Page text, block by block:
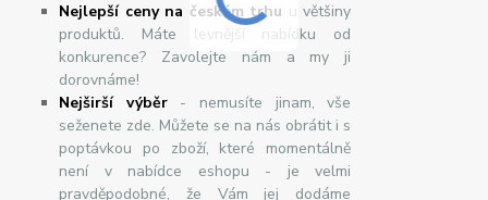
Nejlepší ceny na českém trhu u většiny
produktů. Máte levnější nabídku od
konkurence? Zavolejte nám a my ji
dorovnáme!
Nejširšívýběr- nemusíte jinam, vše
seženete zde. Můžete se na nás obrátit i s
poptávkou po zboží, které momentálně
není v nabídce eshopu - je velmi
pravděpodobné, že Vám jej dodáme